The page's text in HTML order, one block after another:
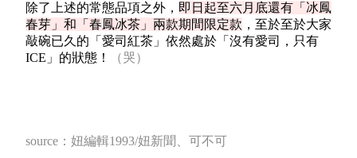
除了上述的常態品項之外， 即日起至六月底還有「冰鳳
春芽」和「春鳳冰茶」兩款期間限定款 ，至於至於大家
敲碗已久的「愛司紅茶」依然處於「沒有愛司，只有
ICE」 的狀態！ （哭）
source ：妞編輯1993/妞新聞、可不可